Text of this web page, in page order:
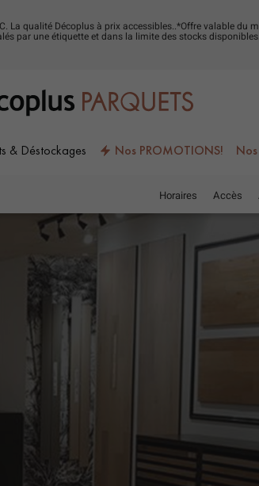
La qualité Décoplus à prix accessibles..*Offre valable du
par une étiquette et dans la limite des stocks
& Déstockages Nos PROMOTIONS!
Horaires Accès